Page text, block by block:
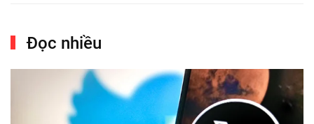
Đọc nhiều